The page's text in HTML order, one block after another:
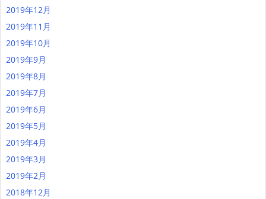
2019年12月
2019年11月
2019年10月
2019年9月
2019年8月
2019年7月
2019年6月
2019年5月
2019年4月
2019年3月
2019年2月
2018年12月